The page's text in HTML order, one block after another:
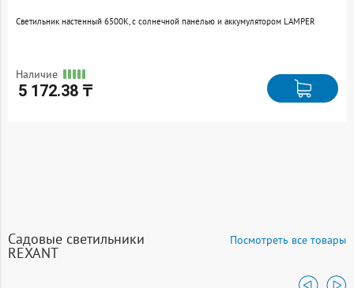
Светильник настенный 6500К, с солнечной панелью и аккумулятором LAMPER
Наличие
5 172.38 ₸
Садовые светильники
REXANT
Посмотреть все товары